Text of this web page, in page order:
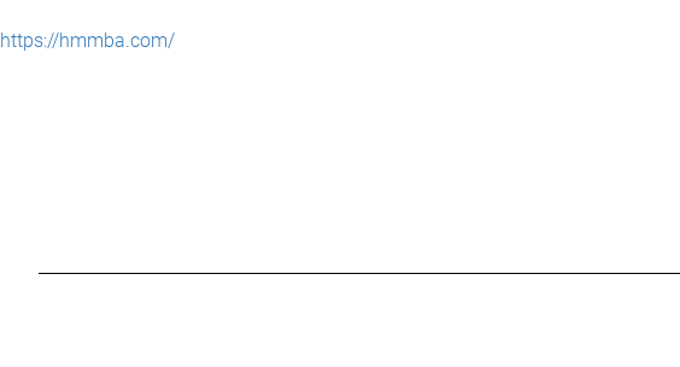
https://hmmba.com/